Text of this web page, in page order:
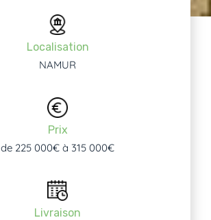
Localisation
NAMUR
Prix
de 225 000€ à 315 000€
Livraison